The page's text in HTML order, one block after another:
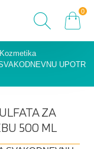
0
Kozmetika
UPOTR
ZA
500 ML